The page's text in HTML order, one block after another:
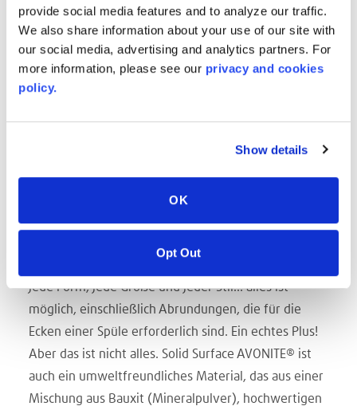
provide social media features and to analyze our traffic.
We also share information about your use of our site with
our social media, advertising and analytics partners. For
more information, please see our privacy and cookies
policy.
Show details
OK
Opt Out
Holzwerkzeugen zugeschnitten werden.
Als die Familie eine Spüle suchte, sollte diese sehr
groß, ziemlich tief und an ihre Bedürfnisse
angepasst sein, aber die Suche danach verlief
Eigenschaften dieses flexiblen und innovativen
Materials machen es zu einem überraschenden
Produkt, das sich als perfekt für die Gestaltung der
Jede Form, jede Größe und jeder Stil... alles ist
möglich, einschließlich Abrundungen, die für die
Ecken einer Spüle erforderlich sind. Ein echtes Plus!
Aber das ist nicht alles. Solid Surface AVONITE® ist
auch ein umweltfreundliches Material, das aus einer
Mischung aus Bauxit (Mineralpulver), hochwertigen